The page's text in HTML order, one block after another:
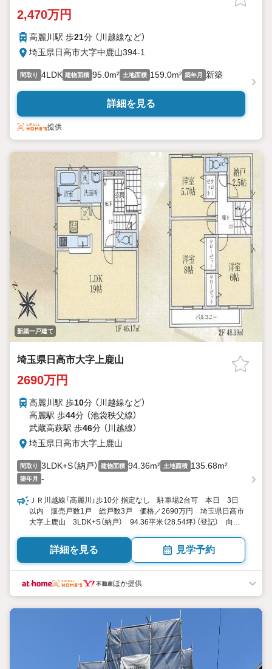
2,470万円
高麗川駅 歩21分 （川越線など）
埼玉県日高市大字中鹿山394-1
間取り 4LDK 建物面積 95.0m² 土地面積 159.0m² 築年月 新築
詳細を見る
提供
新築一戸建て
埼玉県日高市大字上鹿山
2690万円
高麗川駅 歩10分 （川越線など）
高麗駅 歩44分 （池袋秩父線）
武蔵高萩駅 歩46分 （川越線）
埼玉県日高市大字上鹿山
間取り 3LDK+S（納戸） 建物面積 94.36m² 土地面積 135.68m²
築年月 -
ＪＲ川越線「高麗川」歩10分 指定なし 駐車場2台可 本日 3日
以内 販売戸数1戸 総戸数3戸 価格／2690万円 埼玉県日高市
大字上鹿山 3LDK+S（納戸） 94.36平米（28.54坪）（登記） 向き
詳細を見る 見学予約
ほか提供